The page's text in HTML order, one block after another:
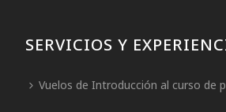
SERVICIOS Y
Vuelos de Introducción al curso de